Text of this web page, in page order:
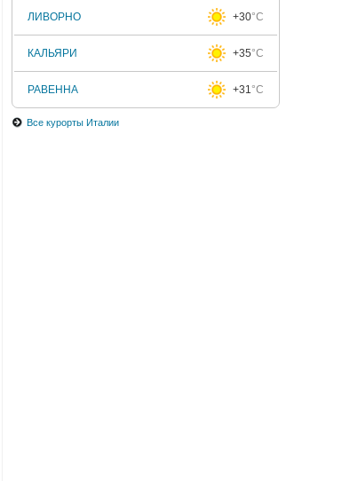
ЛИВОРНО +30°C
КАЛЬЯРИ +35°C
РАВЕННА +31°C
Все курорты Италии